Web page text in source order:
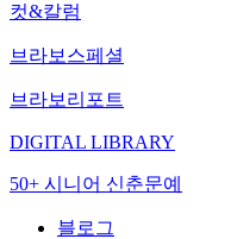
컷&칼럼
브라보스페셜
브라보리포트
DIGITAL LIBRARY
50+ 시니어 신춘문예
블로그